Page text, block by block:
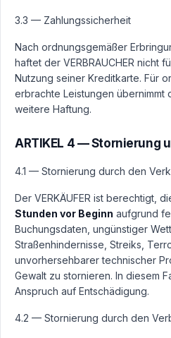
3.3 — Zahlungssicherheit
Nach ordnungsgemäßer
haftet der VERBRAUCHER nicht
Nutzung seiner Kreditkarte. Für
erbrachte Leistungen übernimmt
weitere Haftung.
ARTIKEL 4 — Stornierung
4.1 — Stornierung durch den
Der VERKÄUFER ist berechtigt,
Stunden vor Beginn aufgrund
Buchungsdaten, ungünstiger
Straßenhindernisse, Streiks,
unvorhersehbarer technischer
Gewalt zu stornieren. In diesem
Anspruch auf Entschädigung.
4.2 — Stornierung durch den